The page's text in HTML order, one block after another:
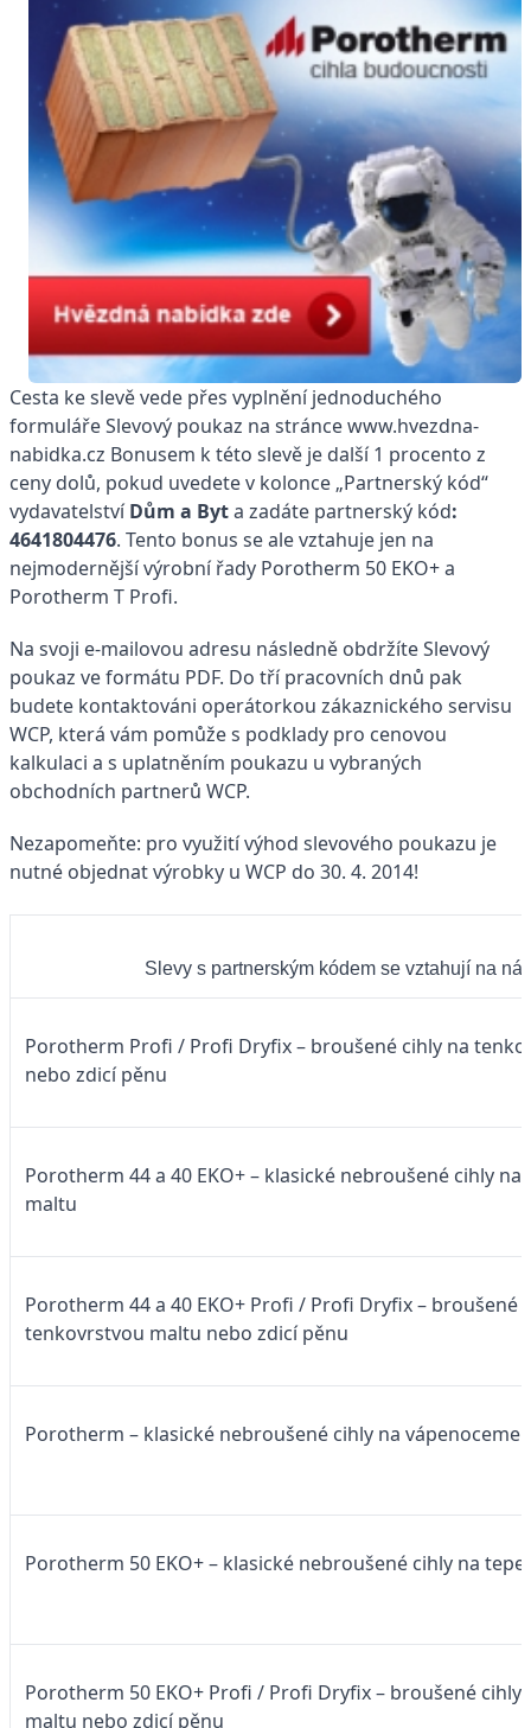
Cesta ke slevě vede přes vyplnění jednoduchého
formuláře Slevový poukaz na stránce www.hvezdna-
nabidka.cz Bonusem k této slevě je další 1 procento z
ceny dolů, pokud uvedete v kolonce „Partnerský kód“
vydavatelstvíDům a Byta zadáte partnerský kód:
4641804476. Tento bonus se ale vztahuje jen na
nejmodernější výrobní řady Porotherm 50 EKO+ a
Porotherm T Profi.
Na svoji e-mailovou adresu následně obdržíte Slevový
poukaz ve formátu PDF. Do tří pracovních dnů pak
budete kontaktováni operátorkou zákaznického servisu
WCP, která vám pomůže s podklady pro cenovou
kalkulaci a s uplatněním poukazu u vybraných
obchodních partnerů WCP.
Nezapomeňte: pro využití výhod slevového poukazu je
nutné objednat výrobky u WCP do 30. 4. 2014!
Slevy s partnerským kódem se vztahují na
Porotherm Profi / Profi Dryfix – broušené cihly na
nebo zdicí pěnu
Porotherm 44 a 40 EKO+ – klasické nebroušené cihly
maltu
Porotherm 44 a 40 EKO+ Profi / Profi Dryfix – broušené
tenkovrstvou maltu nebo zdicí pěnu
Porotherm – klasické nebroušené cihly na
Porotherm 50 EKO+ – klasické nebroušené cihly na
Porotherm 50 EKO+ Profi / Profi Dryfix – broušené
maltu nebo zdicí pěnu